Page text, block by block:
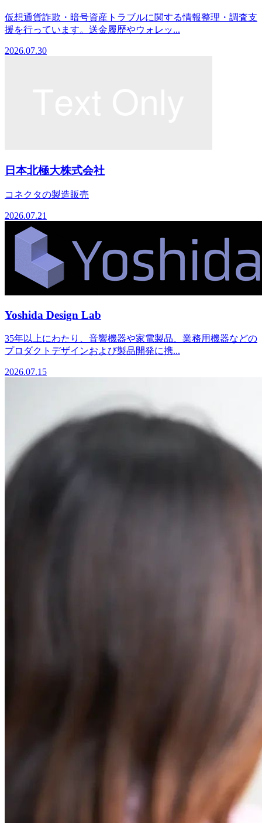
仮想通貨詐欺・暗号資産トラブルに関する情報整理・調査支
援を行っています。送金履歴やウォレッ...
2026.07.30
日本北極大株式会社
コネクタの製造販売
2026.07.21
Yoshida Design Lab
35年以上にわたり、音響機器や家電製品、業務用機器などの
プロダクトデザインおよび製品開発に携...
2026.07.15